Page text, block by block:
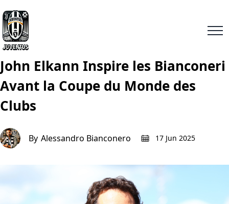
John Elkann Inspire les Bianconeri
Avant la Coupe du Monde des
Clubs
By Alessandro Bianconero 17 Jun 2025